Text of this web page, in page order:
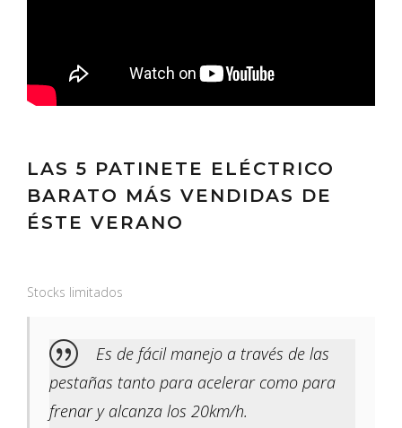
LAS 5 PATINETE ELÉCTRICO
BARATO MÁS VENDIDAS DE
ÉSTE VERANO
Stocks limitados
Es de fácil manejo a través de las
pestañas tanto para acelerar como para
frenar y alcanza los 20km/h.